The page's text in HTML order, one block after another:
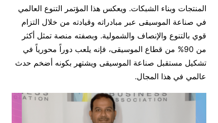
المنتجات وبناء الشبكات. ويعكس هذا المؤتمر التنوع العالمي
في صناعة الموسيقى عبر مبادراته وقيادته من خلال التزام
قوي بالتنوع والإنصاف والشمولية. وبصفته منصة تمثل أكثر
من 90% من قطاع الموسيقى، فإنه يلعب دوراً محورياً في
تشكيل مستقبل صناعة الموسيقى ويشتهر بكونه أضخم حدث
عالمي في هذا المجال.